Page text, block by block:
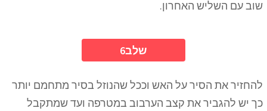
שוב עם השליש האחרון.
6שלב
להחזיר את הסיר על האש וככל שהנוזל בסיר מתחמם יותר
כך יש להגביר את קצב הערבוב במטרפה ועד שמתקבל